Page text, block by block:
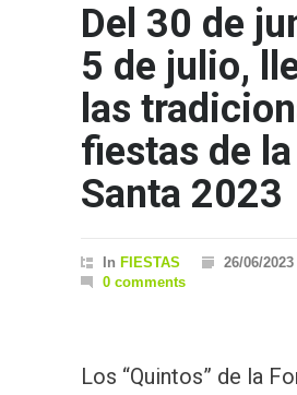
Del 30 de
5 de julio,
las
fiestas de
Santa 2023
In FIESTAS
26/06/2023
0 comments
Los “Quintos” de la